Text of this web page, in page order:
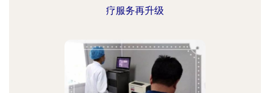
疗服务再升级